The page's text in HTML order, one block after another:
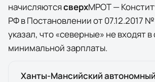
начисляютсясверхМРОТ —
РФ в Постановлении от 07.12.2017
указал, что «северные» не входят в
минимальной зарплаты.
Ханты-Мансийский